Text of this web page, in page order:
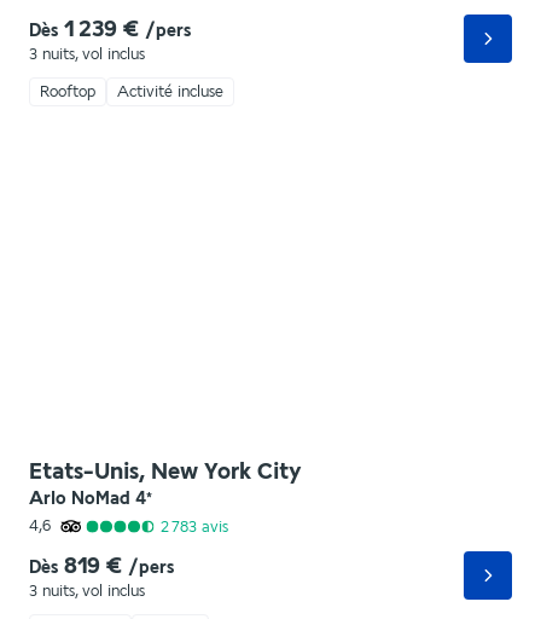
Dès 1 239 € /pers
3 nuits, vol inclus
Rooftop Activité incluse
Etats-Unis, New York City
Arlo NoMad 4*
4,6
2 783 avis
Dès 819 € /pers
3 nuits, vol inclus